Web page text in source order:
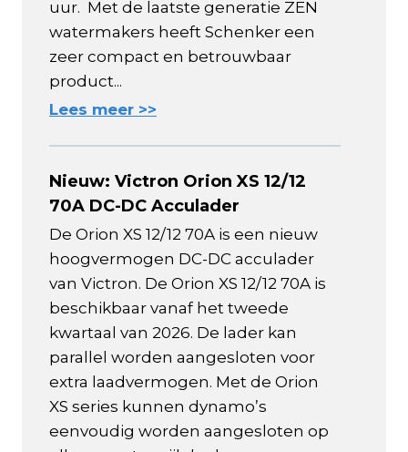
uur. Met de laatste generatie ZEN
watermakers heeft Schenker een
zeer compact en betrouwbaar
product...
Lees meer >>
Nieuw: Victron Orion XS 12/12
70A DC-DC Acculader
De Orion XS 12/12 70A is een nieuw
hoogvermogen DC-DC acculader
van Victron. De Orion XS 12/12 70A is
beschikbaar vanaf het tweede
kwartaal van 2026. De lader kan
parallel worden aangesloten voor
extra laadvermogen. Met de Orion
XS series kunnen dynamo’s
eenvoudig worden aangesloten op